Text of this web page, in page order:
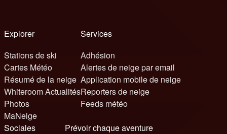
Explorer
Stations de ski
Cartes Météo
Résumé de la neige
Whiteroom Actualités
Photos
MaNeige
Services
Adhésion
Alertes de neige par email
Application mobile de neige
Reporters de neige
Feeds météo
Sociales
Prévoir chaque aventure